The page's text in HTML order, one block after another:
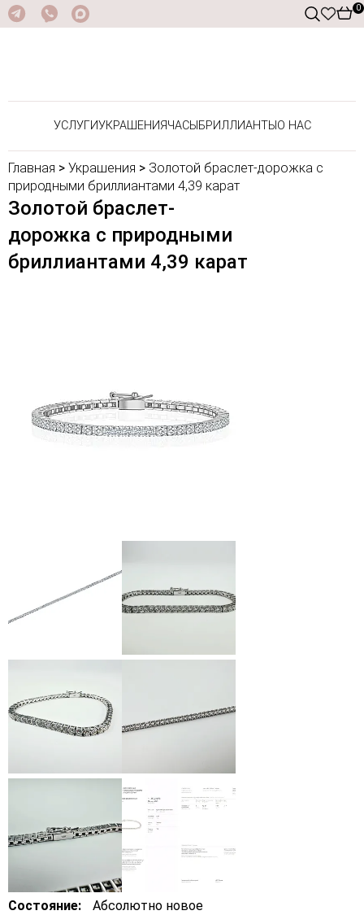
0
УСЛУГИУКРАШЕНИЯЧАСЫ БРИЛЛИАНТЫ О НАС
Главная > Украшения > Золотой браслет-дорожка с
природными бриллиантами 4,39 карат
Золотой браслет-
дорожка с природными
бриллиантами 4,39 карат
Состояние:
Абсолютно новое